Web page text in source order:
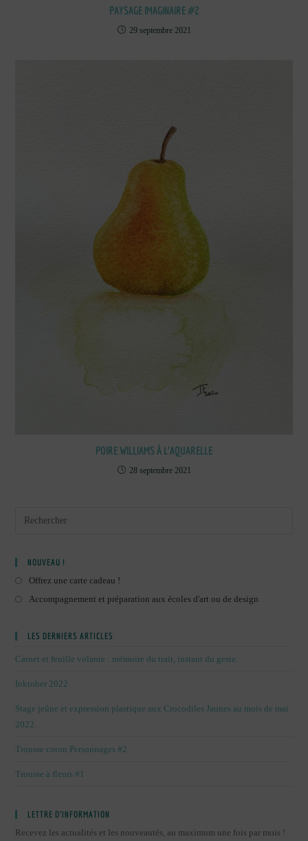
PAYSAGE IMAGINAIRE #2
29 septembre 2021
POIRE WILLIAMS À L’AQUARELLE
28 septembre 2021
NOUVEAU !
Offrez une carte cadeau !
Accompagnement et préparation aux écoles d'art ou de design
LES DERNIERS ARTICLES
Carnet et feuille volante : mémoire du trait, instant du geste.
Inktober 2022
Stage jeûne et expression plastique aux Crocodiles Jaunes au mois de mai
2022.
Trousse coton Personnages #2
Trousse à fleurs #1
LETTRE D’INFORMATION
Recevez les actualités et les nouveautés, au maximum une fois par mois !